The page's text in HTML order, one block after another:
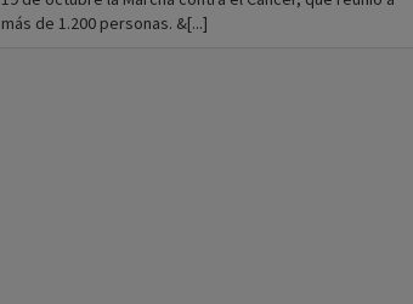
más de 1.200 personas. &[...]